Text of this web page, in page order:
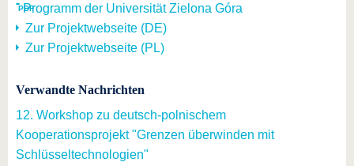
Programm der Universität Zielona Góra
Zur Projektwebseite (DE)
Zur Projektwebseite (PL)
Verwandte Nachrichten
12. Workshop zu deutsch-polnischem
Kooperationsprojekt "Grenzen überwinden mit
Schlüsseltechnologien"